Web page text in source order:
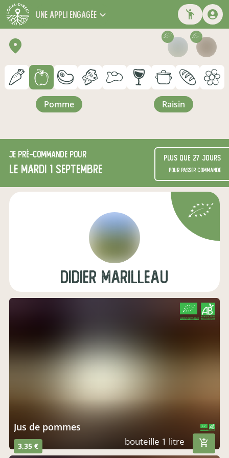
une appli engagée
pomme raisin
Je pré-commande pour
le mardi 1 septembre
Plus que 27 jours
pour passer commande
didier marilleau
jus de pommes
3,35 € bouteille 1 litre
CERTIFIÉ PAR FR-BIO-10
AGRICULTURE FRANCE